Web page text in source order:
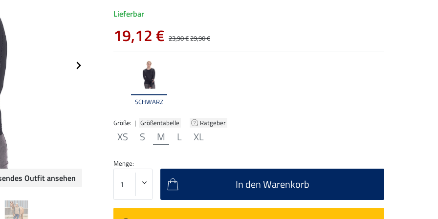
Outfit ansehen
SCHWARZ
Größe: | Größentabelle | Ratgeber
XS S M L XL
Lieferbar
19,12 € 23,90 €29,90 €
Menge:
In den Warenkorb